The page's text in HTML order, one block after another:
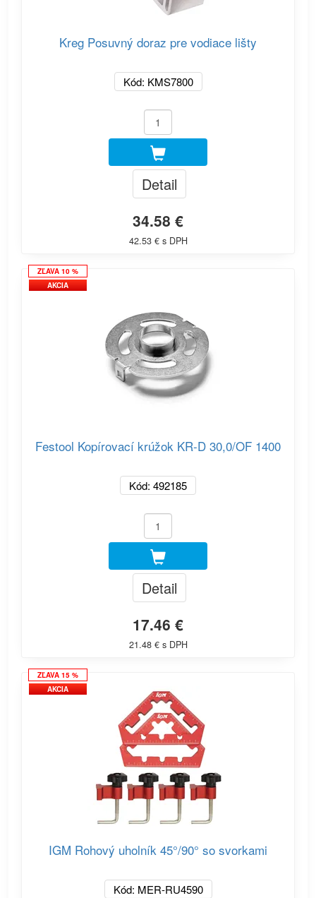
Kreg Posuvný doraz pre vodiace lišty
Kód: KMS7800
Detail
34.58 €
42.53 € s DPH
ZĽAVA 10 %
AKCIA
Festool Kopírovací krúžok KR-D 30,0/OF 1400
Kód: 492185
Detail
17.46 €
21.48 € s DPH
ZĽAVA 15 %
AKCIA
IGM Rohový uholník 45°/90° so svorkami
Kód: MER-RU4590